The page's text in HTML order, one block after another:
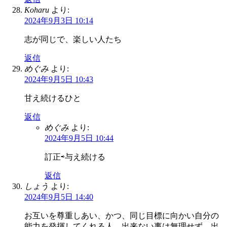
Koharu より:
2024年9月3日 10:14
志が同じで、楽しい人たち
返信
めぐみ より:
2024年9月5日 10:43
甘え続けるひと
返信
めぐみ より:
2024年9月5日 10:44
訂正⇨与え続ける
返信
しょう より:
2024年9月5日 14:40
お互いを尊重しあい、かつ、同じ目標に向かい自分の